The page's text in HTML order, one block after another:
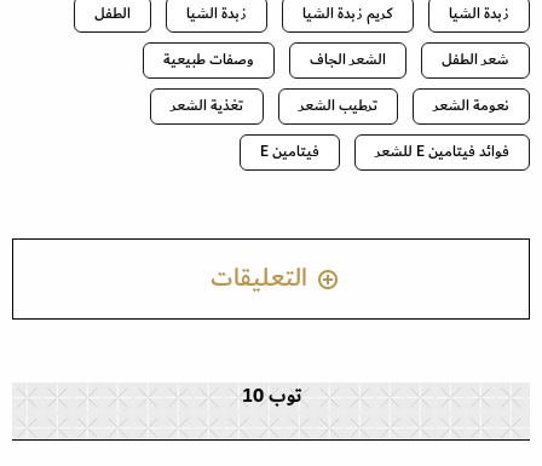
زبدة الشيا
كريم زبدة الشيا زبدة الشيا
الطفل
شعر الطفل
الشعر الجاف
وصفات طبيعية
نعومة الشعر
ترطيب الشعر
تغذية الشعر
فوائد فيتامين E للشعر
فيتامين E
التعليقات
توب 10